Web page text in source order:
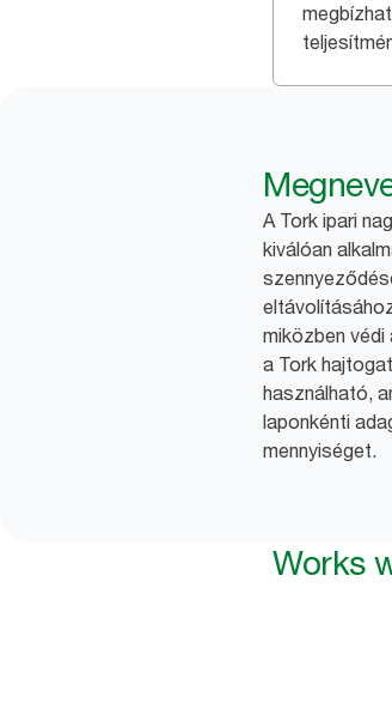
A Tork ipari
kiválóan
miközben
a Tork
használható,
laponkénti
mennyiséget.
Works